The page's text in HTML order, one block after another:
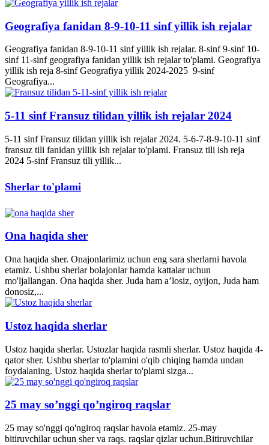
Geografiya fanidan 8-9-10-11 sinf yillik ish rejalar
Geografiya fanidan 8-9-10-11 sinf yillik ish rejalar. 8-sinf 9-sinf 10-
sinf 11-sinf geografiya fanidan yillik ish rejalar to'plami. Geografiya
yillik ish reja 8-sinf Geografiya yillik 2024-2025 9-sinf
Geografiya...
5-11 sinf Fransuz tilidan yillik ish rejalar 2024
5-11 sinf Fransuz tilidan yillik ish rejalar 2024. 5-6-7-8-9-10-11 sinf
fransuz tili fanidan yillik ish rejalar to'plami. Fransuz tili ish reja
2024 5-sinf Fransuz tili yillik...
Sherlar to'plami
Ona haqida sher
Ona haqida sher. Onajonlarimiz uchun eng sara sherlarni havola
etamiz. Ushbu sherlar bolajonlar hamda kattalar uchun
mo'ljallangan. Ona haqida sher. Juda ham a’losiz, oyijon, Juda ham
donosiz,...
Ustoz haqida sherlar
Ustoz haqida sherlar. Ustozlar haqida rasmli sherlar. Ustoz haqida 4-
qator sher. Ushbu sherlar to'plamini o'qib chiqing hamda undan
foydalaning. Ustoz haqida sherlar to'plami sizga...
25 may so’nggi qo’ngiroq raqslar
25 may so'nggi qo'ngiroq raqslar havola etamiz. 25-may
bitiruvchilar uchun sher va raqs. raqslar qizlar uchun.Bitiruvchilar